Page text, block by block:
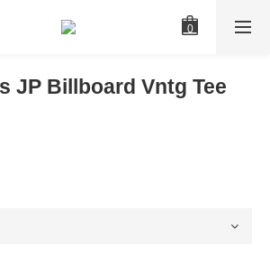
JP Billboard Vntg Tee